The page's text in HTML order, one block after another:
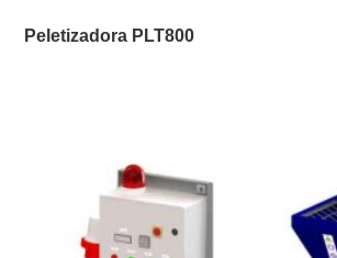
Peletizadora PLT800